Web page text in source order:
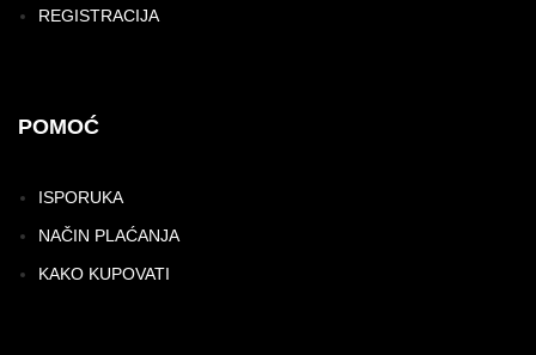
REGISTRACIJA
POMOĆ
ISPORUKA
NAČIN PLAĆANJA
KAKO KUPOVATI